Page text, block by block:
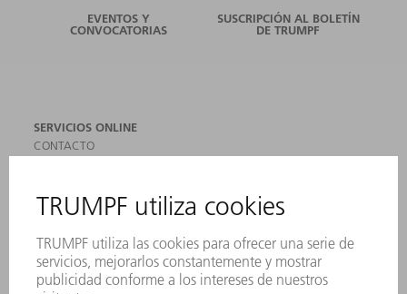
EVENTOS Y
CONVOCATORIAS
SUSCRIPCIÓN AL BOLETÍN
DE TRUMPF
SERVICIOS ONLINE
CONTACTO
REGISTRO PARA EL BOLETÍN INFORMATIVO
MYTRUMPF
FICHAS TÉCNICAS DE SEGURIDAD
PRODUCTOS
MÁQUINAS Y SISTEMAS
LÁSER